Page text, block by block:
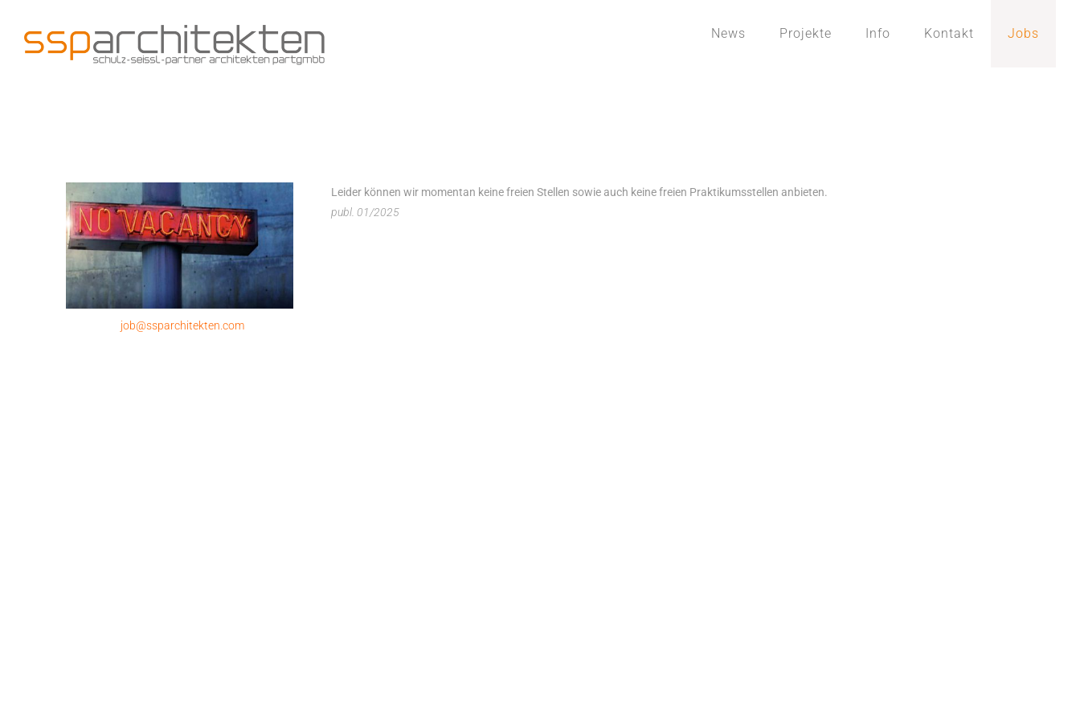
Inhalt
springen
News Projekte Info Kontakt Jobs
job@ssparchitekten.com
Leider können wir momentan keine freien Stellen sowie auch keine freien Praktikumsstellen anbieten.
publ. 01/2025